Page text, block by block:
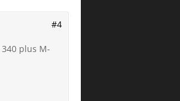
#4
plus M-